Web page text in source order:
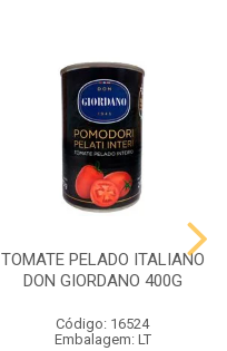
TOMATE PELADO ITALIANO
DON GIORDANO 400G
Código: 16524
Embalagem: LT